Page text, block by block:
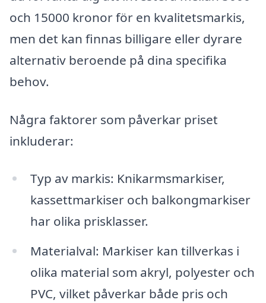
och 15000 kronor för en kvalitetsmarkis,
men det kan finnas billigare eller dyrare
alternativ beroende på dina specifika
behov.
Några faktorer som påverkar priset
inkluderar:
Typ av markis: Knikarmsmarkiser,
kassettmarkiser och balkongmarkiser
har olika prisklasser.
Materialval: Markiser kan tillverkas i
olika material som akryl, polyester och
PVC, vilket påverkar både pris och